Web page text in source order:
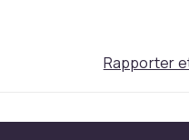
Rapporter